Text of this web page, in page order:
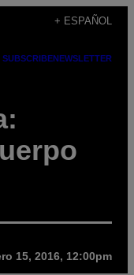
+ ESPAÑOL
SUBSCRIBENEWSLETTER
15, 2016, 12:00pm